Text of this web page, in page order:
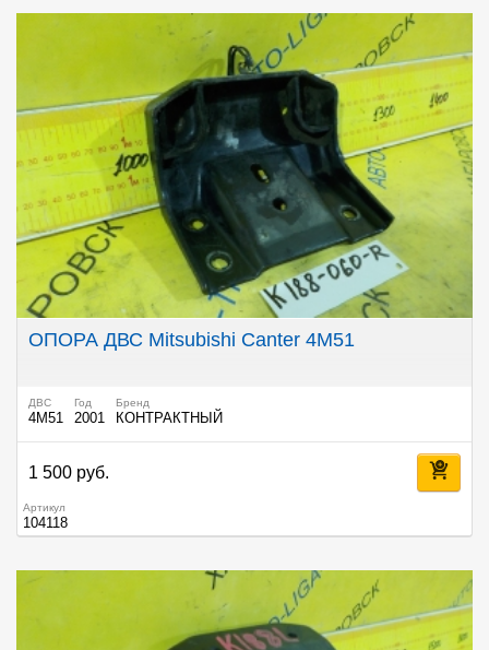
ОПОРА ДВС Mitsubishi Canter 4M51
ДВС
4M51
Год
2001
Бренд
КОНТРАКТНЫЙ
1 500 руб.
Артикул
104118